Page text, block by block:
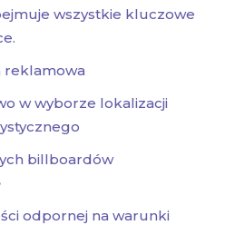
wszystkie kluczowe
reklamowa
w wyborze lokalizacji
billboardów
odpornej na warunki